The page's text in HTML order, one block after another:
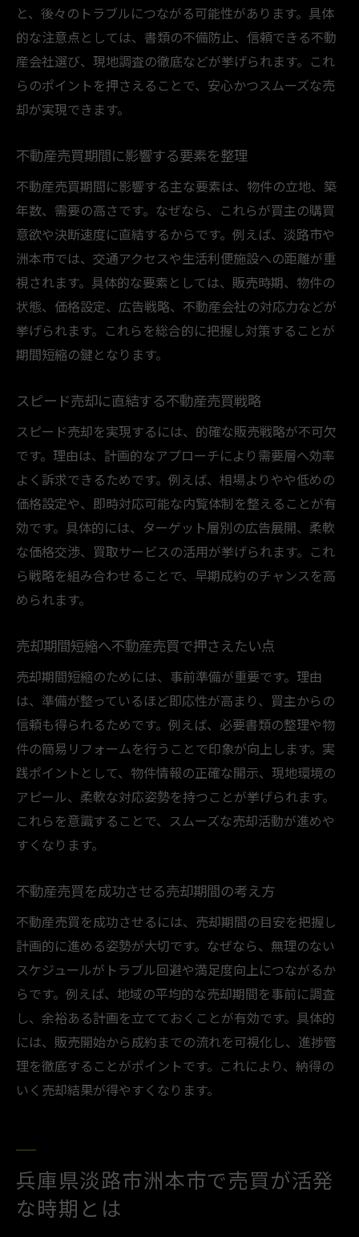
と、後々のトラブルにつながる可能性があります。具体
的な注意点としては、書類の不備防止、信頼できる不動
産会社選び、現地調査の徹底などが挙げられます。これ
らのポイントを押さえることで、安心かつスムーズな売
却が実現できます。
不動産売買期間に影響する要素を整理
不動産売買期間に影響する主な要素は、物件の立地、築
年数、需要の高さです。なぜなら、これらが買主の購買
意欲や決断速度に直結するからです。例えば、淡路市や
洲本市では、交通アクセスや生活利便施設への距離が重
視されます。具体的な要素としては、販売時期、物件の
状態、価格設定、広告戦略、不動産会社の対応力などが
挙げられます。これらを総合的に把握し対策することが
期間短縮の鍵となります。
スピード売却に直結する不動産売買戦略
スピード売却を実現するには、的確な販売戦略が不可欠
です。理由は、計画的なアプローチにより需要層へ効率
よく訴求できるためです。例えば、相場よりやや低めの
価格設定や、即時対応可能な内覧体制を整えることが有
効です。具体的には、ターゲット層別の広告展開、柔軟
な価格交渉、買取サービスの活用が挙げられます。これ
ら戦略を組み合わせることで、早期成約のチャンスを高
められます。
売却期間短縮へ不動産売買で押さえたい点
売却期間短縮のためには、事前準備が重要です。理由
は、準備が整っているほど即応性が高まり、買主からの
信頼も得られるためです。例えば、必要書類の整理や物
件の簡易リフォームを行うことで印象が向上します。実
践ポイントとして、物件情報の正確な開示、現地環境の
アピール、柔軟な対応姿勢を持つことが挙げられます。
これらを意識することで、スムーズな売却活動が進めや
すくなります。
不動産売買を成功させる売却期間の考え方
不動産売買を成功させるには、売却期間の目安を把握し
計画的に進める姿勢が大切です。なぜなら、無理のない
スケジュールがトラブル回避や満足度向上につながるか
らです。例えば、地域の平均的な売却期間を事前に調査
し、余裕ある計画を立てておくことが有効です。具体的
には、販売開始から成約までの流れを可視化し、進捗管
理を徹底することがポイントです。これにより、納得の
いく売却結果が得やすくなります。
兵庫県淡路市洲本市で売買が活発
な時期とは